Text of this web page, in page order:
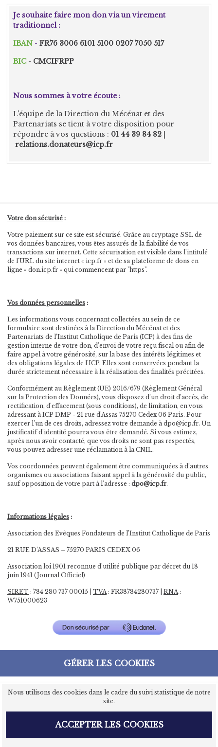
Je souhaite faire mon don via un virement
traditionnel :
IBAN - FR76 3006 6101 5100 0207 7050 517
BIC - CMCIFRPP
Nous sommes à votre écoute :
L'équipe de la Direction du Mécénat et des
Partenariats se tient à votre disposition pour
répondre à vos questions : 01 44 39 84 82
relations.donateurs@icp.fr
Votre don sécurisé :
Votre paiement sur ce site est sécurisé. Grâce au cryptage SSL de
vos données bancaires, vous êtes assurés de la fiabilité de vos
transactions sur internet. Cette sécurisation est visible dans l'intitulé
de l'URL du site internet « icp.fr » et de sa plateforme de dons en
ligne « don.icp.fr » qui commencent par "https".
Vos données personnelles :
Les informations vous concernant collectées au sein de ce
formulaire sont destinées à la Direction du Mécénat et des
Partenariats de l’Institut Catholique de Paris (ICP) à des fins de
gestion interne de votre don, d’envoi de votre reçu fiscal ou afin de
faire appel à votre générosité, sur la base des intérêts légitimes et
des obligations légales de l'ICP. Elles sont conservées pendant la
durée strictement nécessaire à la réalisation des finalités précitées.
Conformément au Règlement (UE) 2016/679 (Règlement Général
sur la Protection des Données), vous disposez d’un droit d’accès, de
rectification, d'effacement (sous conditions), de limitation, en vous
adressant à ICP DMP - 21 rue d’Assas 75270 Cedex 06 Paris. Pour
exercer l’un de ces droits, adressez votre demande àdpo@icp.fr. Un
justificatif d'identité pourra vous être demandé. Si vous estimez,
après nous avoir contacté, que vos droits ne sont pas respectés,
vous pouvez adresser une réclamation à la CNIL.
Vos coordonnées peuvent également être communiquées à d’autres
organismes ou associations faisant appel à la générosité du public,
sauf opposition de votre part à l'adresse : dpo@icp.fr.
Informations légales :
Association des Evêques Fondateurs de l’Institut Catholique de Paris
21 RUE D’ASSAS – 75270 PARIS CEDEX 06
Association loi 1901 reconnue d’utilité publique par décret du 18
juin 1941 (Journal Officiel)
SIRET : 784 280 737 00015 | TVA: FR38784280737 | RNA:
W751000623
GÉRER LES COOKIES
Nous utilisons des cookies dans le cadre du suivi statistique de notre
site.
ACCEPTER LES COOKIES